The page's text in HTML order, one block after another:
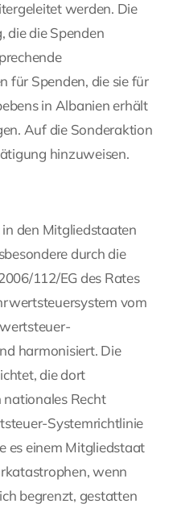
werden. Die
die die Spenden
für Spenden, die sie für
in Albanien erhält
Auf die Sonderaktion
hinzuweisen.
den Mitgliedstaaten
durch die
112/EG des Rates
vom
harmonisiert. Die
die dort
Recht
Systemrichtlinie
es einem Mitgliedstaat
wenn
begrenzt, gestatten